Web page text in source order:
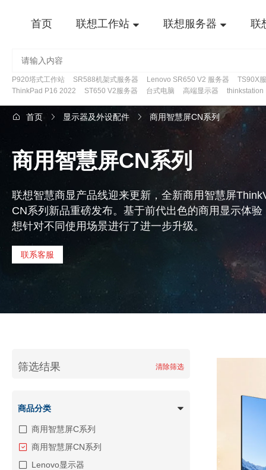
首页 联想工作站 联想服务器 联
P920塔式工作站 SR588机架式服务器 Lenovo SR650 V2 服务器
TS90X
ThinkPad P16 2022
ST650 V2服务器 台式电脑 高端显示器 thinkstation
首页 显示器及外设配件 商用智慧屏CN系列
商用智慧屏CN系列
联想智慧商显产品线迎来更新，全新商用智慧屏
CN系列新品重磅发布。基于前代出色的商用显示体验
想针对不同使用场景进行了进一步升级。
联系客服
筛选结果 清除筛选
商品分类
商用智慧屏C系列
商用智慧屏CN系列
Lenovo显示器